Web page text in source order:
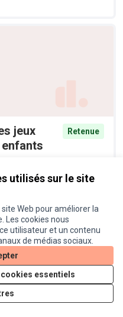
utilisés sur le site
Web pour améliorer la
Les cookies nous
utilisateur et un contenu
de médias sociaux.
essentiels
jeux
Retenue